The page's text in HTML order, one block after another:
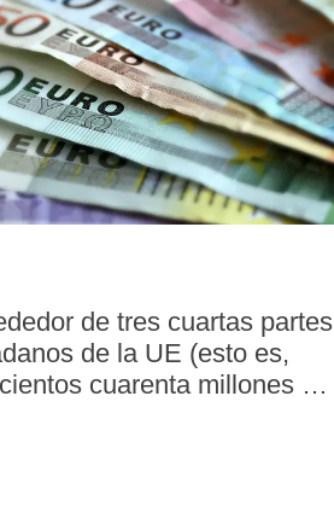
de tres cuartas partes
de la UE (esto es,
cuarenta millones de